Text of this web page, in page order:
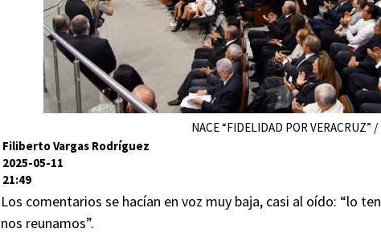
NACE “FIDELIDAD POR VERACRUZ” /
Filiberto Vargas Rodríguez
2025-05-11
21:49
Los comentarios se hacían en voz muy baja, casi al oído: “lo
nos reunamos”.